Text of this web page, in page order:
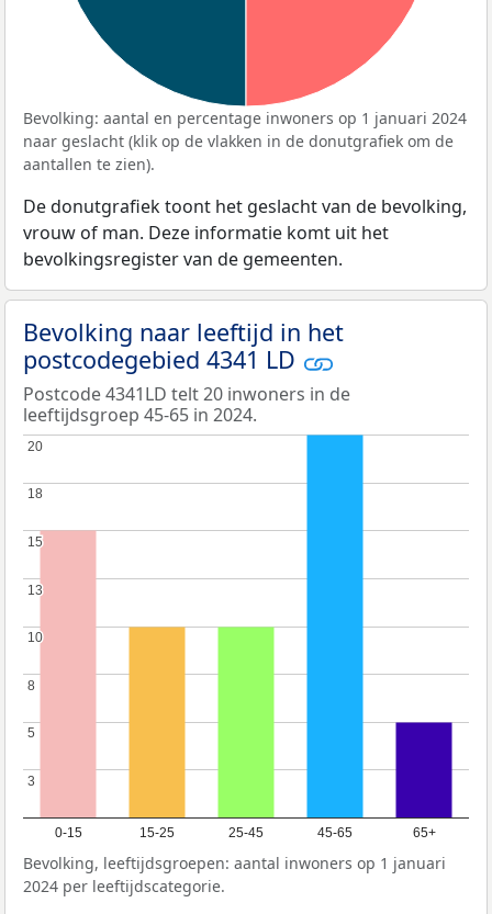
Bevolking: aantal en percentage inwoners op 1 januari 2024
naar geslacht (klik op de vlakken in de donutgrafiek om de
aantallen te zien).
De donutgrafiek toont het geslacht van de bevolking,
vrouw of man. Deze informatie komt uit het
bevolkingsregister van de gemeenten.
Bevolking naar leeftijd in het
postcodegebied 4341 LD
Postcode 4341LD telt 20 inwoners in de
leeftijdsgroep 45-65 in 2024.
0-15 15-25 25-45 45-65 65+
3
3
5
5
8
8
10
10
13
13
15
15
18
18
20
20
Bevolking, leeftijdsgroepen: aantal inwoners op 1 januari
2024 per leeftijdscategorie.